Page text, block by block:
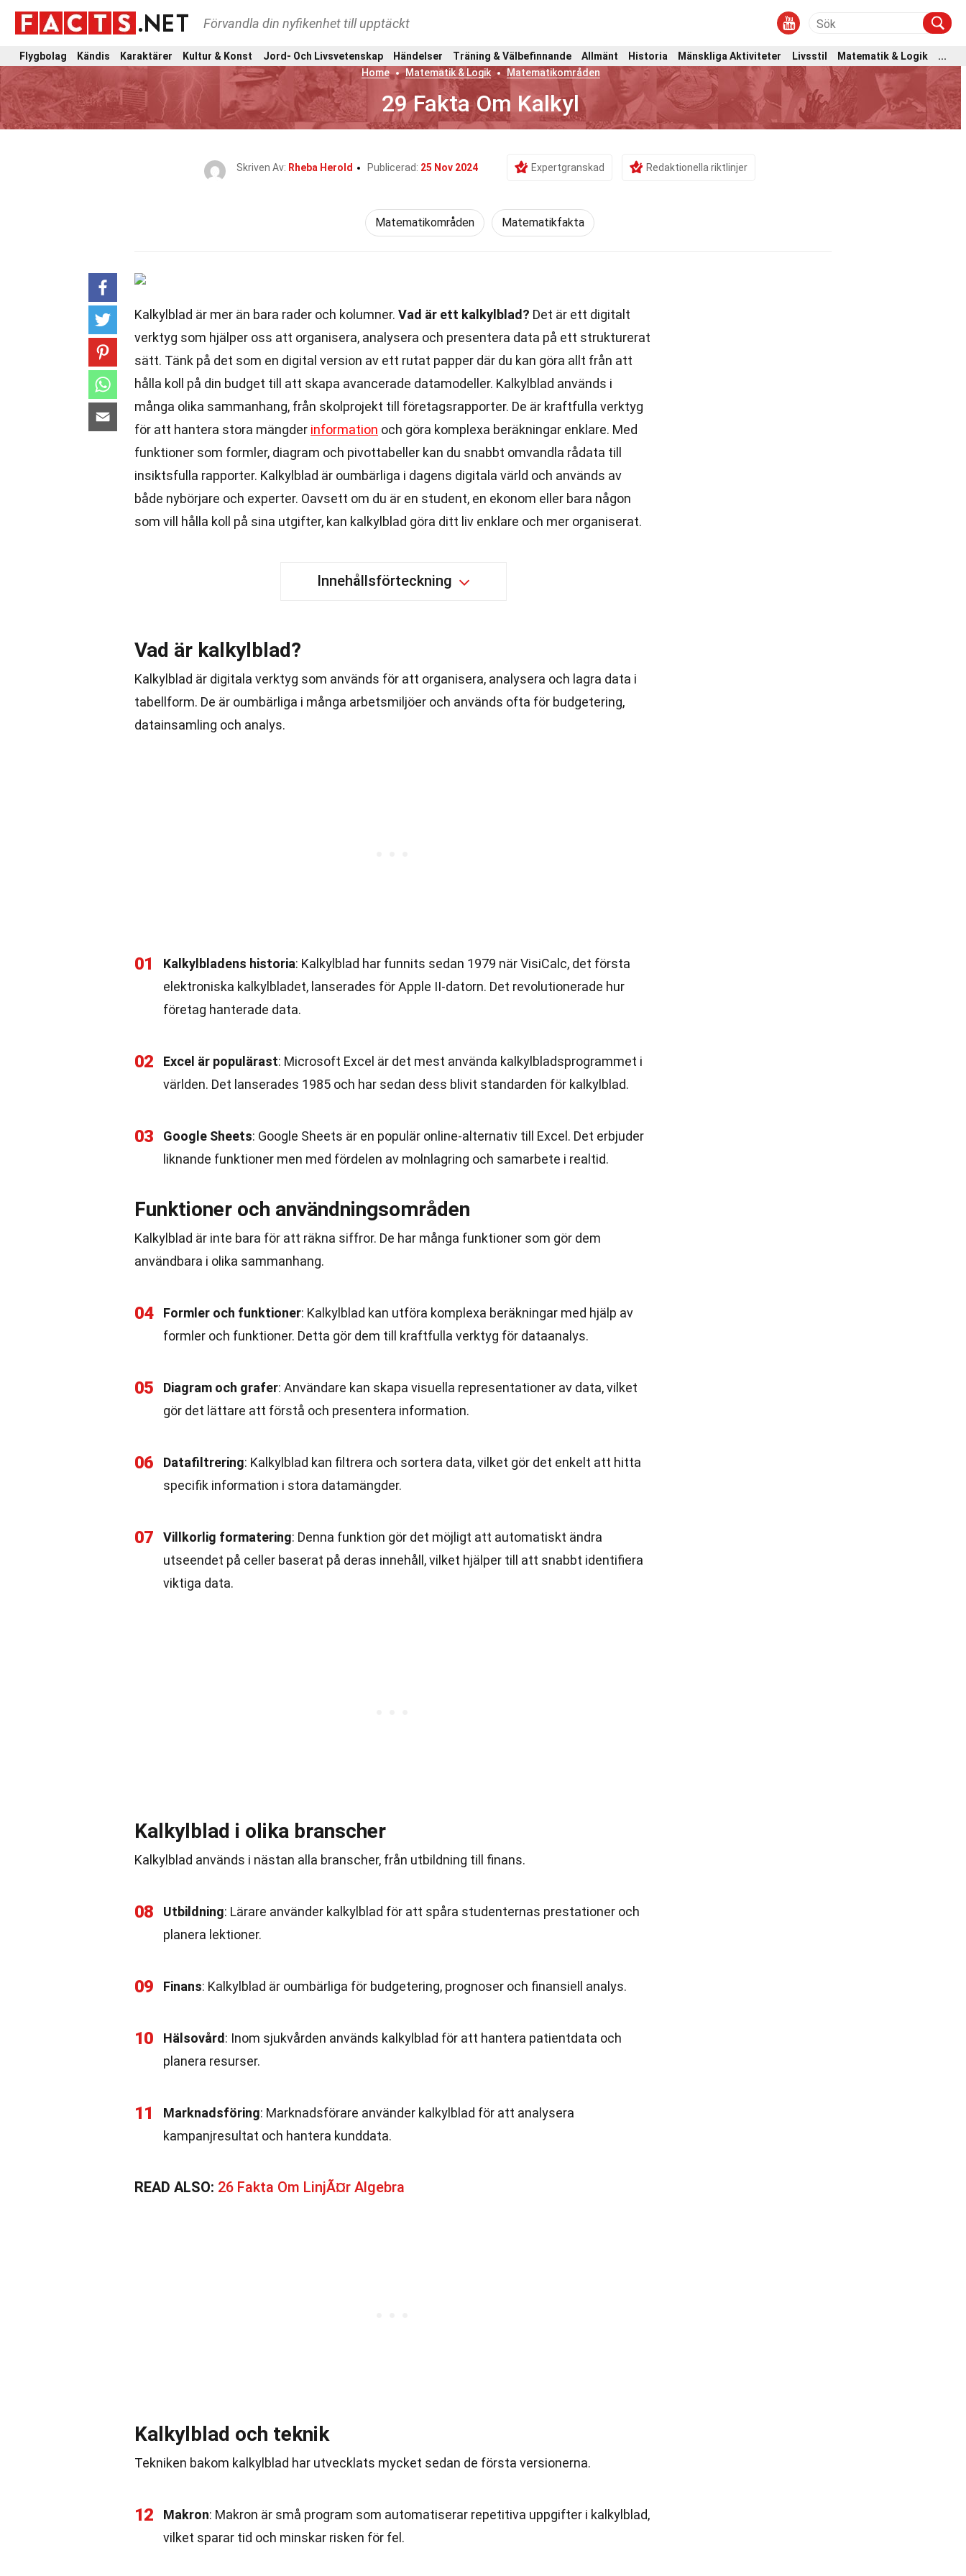
Förvandla din nyfikenhet till upptäckt
Flygbolag Kändis Karaktärer Kultur & Konst Jord- Och Livsvetenskap Händelser Träning & Välbefinnande Allmänt Historia Mänskliga Aktiviteter Livsstil Matematik & Logik
...
Home
Matematik & Logik Matematikområden
29 Fakta Om Kalkyl
Skriven Av: Rheba Herold Publicerad: 25 Nov 2024 Expertgranskad Redaktionella riktlinjer
Matematikområden Matematikfakta
Kalkylblad är mer än bara rader och kolumner. Vad är ett kalkylblad? Det är ett digitalt
verktyg som hjälper oss att organisera, analysera och presentera data på ett strukturerat
sätt. Tänk på det som en digital version av ett rutat papper där du kan göra allt från att
hålla koll på din budget till att skapa avancerade datamodeller. Kalkylblad används i
många olika sammanhang, från skolprojekt till företagsrapporter. De är kraftfulla verktyg
för att hantera stora mängder information och göra komplexa beräkningar enklare. Med
funktioner som formler, diagram och pivottabeller kan du snabbt omvandla rådata till
insiktsfulla rapporter. Kalkylblad är oumbärliga i dagens digitala värld och används av
både nybörjare och experter. Oavsett om du är en student, en ekonom eller bara någon
som vill hålla koll på sina utgifter, kan kalkylblad göra ditt liv enklare och mer organiserat.
Innehållsförteckning
Vad är kalkylblad?
Kalkylblad är digitala verktyg som används för att organisera, analysera och lagra data i
tabellform. De är oumbärliga i många arbetsmiljöer och används ofta för budgetering,
datainsamling och analys.
01 Kalkylbladens historia: Kalkylblad har funnits sedan 1979 när VisiCalc, det första
elektroniska kalkylbladet, lanserades för Apple II-datorn. Det revolutionerade hur
företag hanterade data.
02 Excel är populärast: Microsoft Excel är det mest använda kalkylbladsprogrammet i
världen. Det lanserades 1985 och har sedan dess blivit standarden för kalkylblad.
03 Google Sheets: Google Sheets är en populär online-alternativ till Excel. Det erbjuder
liknande funktioner men med fördelen av molnlagring och samarbete i realtid.
Funktioner och användningsområden
Kalkylblad är inte bara för att räkna siffror. De har många funktioner som gör dem
användbara i olika sammanhang.
04 Formler och funktioner: Kalkylblad kan utföra komplexa beräkningar med hjälp av
formler och funktioner. Detta gör dem till kraftfulla verktyg för dataanalys.
05 Diagram och grafer: Användare kan skapa visuella representationer av data, vilket
gör det lättare att förstå och presentera information.
06 Datafiltrering: Kalkylblad kan filtrera och sortera data, vilket gör det enkelt att hitta
specifik information i stora datamängder.
07 Villkorlig formatering: Denna funktion gör det möjligt att automatiskt ändra
utseendet på celler baserat på deras innehåll, vilket hjälper till att snabbt identifiera
viktiga data.
Kalkylblad i olika branscher
Kalkylblad används i nästan alla branscher, från utbildning till finans.
08 Utbildning: Lärare använder kalkylblad för att spåra studenternas prestationer och
planera lektioner.
09 Finans: Kalkylblad är oumbärliga för budgetering, prognoser och finansiell analys.
10 Hälsovård : Inom sjukvården används kalkylblad för att hantera patientdata och
planera resurser.
11 Marknadsföring: Marknadsförare använder kalkylblad för att analysera
kampanjresultat och hantera kunddata.
READ ALSO: 26 Fakta Om LinjÃ¤r Algebra
Kalkylblad och teknik
Tekniken bakom kalkylblad har utvecklats mycket sedan de första versionerna.
12 Makron: Makron är små program som automatiserar repetitiva uppgifter i kalkylblad,
vilket sparar tid och minskar risken för fel.